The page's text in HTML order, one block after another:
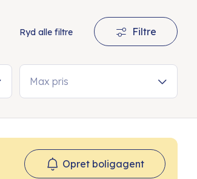
Ryd alle filtre Filtre
Max pris
Opret boligagent